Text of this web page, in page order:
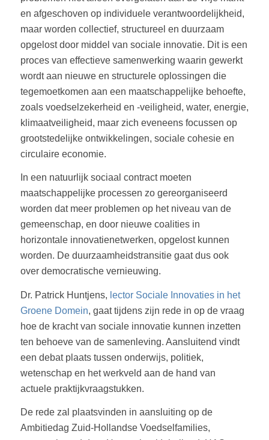
en afgeschoven op individuele verantwoordelijkheid,
maar worden collectief, structureel en duurzaam
opgelost door middel van sociale innovatie. Dit is een
proces van effectieve samenwerking waarin gewerkt
wordt aan nieuwe en structurele oplossingen die
tegemoetkomen aan een maatschappelijke behoefte,
zoals voedselzekerheid en -veiligheid, water, energie,
klimaatveiligheid, maar zich eveneens focussen op
grootstedelijke ontwikkelingen, sociale cohesie en
circulaire economie.
In een natuurlijk sociaal contract moeten
maatschappelijke processen zo gereorganiseerd
worden dat meer problemen op het niveau van de
gemeenschap, en door nieuwe coalities in
horizontale innovatienetwerken, opgelost kunnen
worden. De duurzaamheidstransitie gaat dus ook
over democratische vernieuwing.
Dr. Patrick Huntjens, lector Sociale Innovaties in het
Groene Domein, gaat tijdens zijn rede in op de vraag
hoe de kracht van sociale innovatie kunnen inzetten
ten behoeve van de samenleving. Aansluitend vindt
een debat plaats tussen onderwijs, politiek,
wetenschap en het werkveld aan de hand van
actuele praktijkvraagstukken.
De rede zal plaatsvinden in aansluiting op de
Ambitiedag Zuid-Hollandse Voedselfamilies,